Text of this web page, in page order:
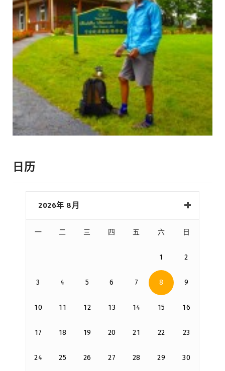
日历
2026年 8月
一 二 三 四 五 六 日
1 2
3 4 5 6 7 8 9
10 11 12 13 14 15 16
17 18 19 20 21 22 23
24 25 26 27 28 29 30